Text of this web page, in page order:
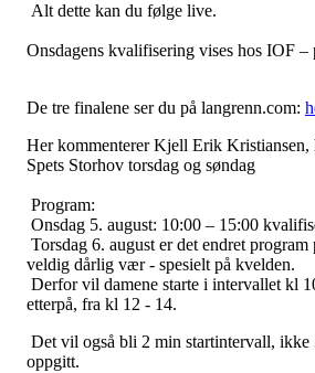
Alt dette kan du følge live.
Onsdagens kvalifisering vises hos IOF
De tre finalene ser du på langrenn.com:
Her kommenterer Kjell Erik Kristiansen,
Spets Storhov torsdag og søndag
Program:
Onsdag 5. august: 10:00 – 15:00
Torsdag 6. august er det endret
veldig dårlig vær - spesielt på kvelden.
Derfor vil damene starte i intervallet kl
etterpå, fra kl 12 - 14.
Det vil også bli 2 min startintervall, ikke
oppgitt.